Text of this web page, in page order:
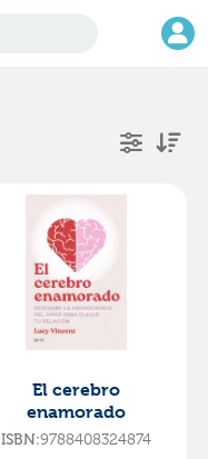
El cerebro
enamorado
ISBN:9788408324874